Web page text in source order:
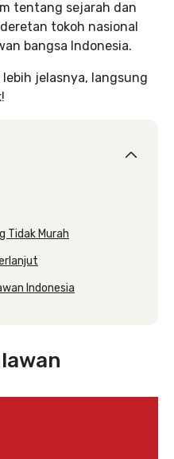
tentang sejarah dan
tokoh nasional
bangsa Indonesia.
jelasnya, langsung
Tidak Murah
Indonesia